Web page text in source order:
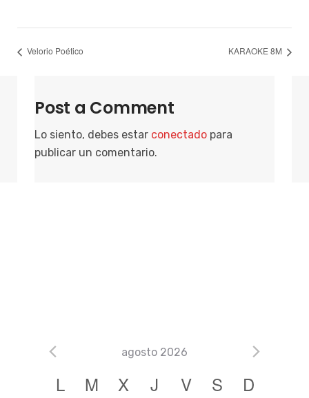
Velorio Poético KARAOKE 8M
Post a Comment
Lo siento, debes estar conectado para
publicar un comentario.
agosto 2026
CL M X J V S D